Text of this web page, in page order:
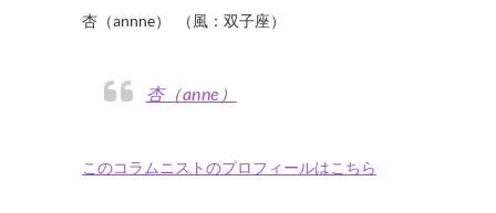
杏（annne） （風：双子座）
杏（anne）
このコラムニストのプロフィールはこちら